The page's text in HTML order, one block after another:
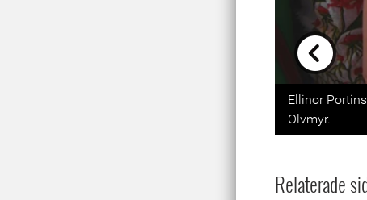
Previous
Ellinor
Olvmyr.
Relaterade